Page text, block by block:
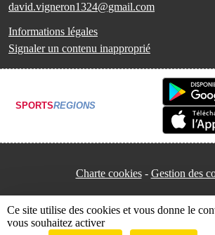
david.vigneron1324@gmail.com
Informations légales
Signaler un contenu inapproprié
SPORTSREGIONS
Charte cookies Gestion des
Ce site utilise des cookies et vous donne le
vous souhaitez activer